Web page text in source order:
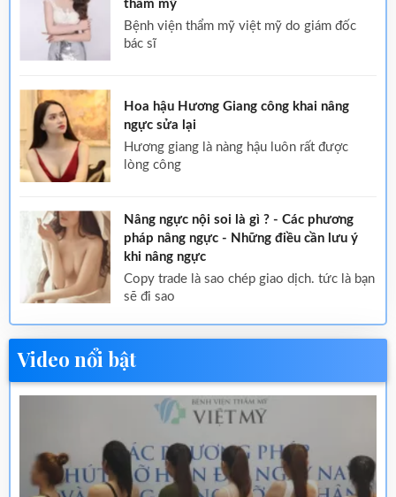
thẩm mỹ
bệnh viện thẩm mỹ việt mỹ do giám đốc
bác sĩ
Hoa hậu Hương Giang công khai nâng
ngực sửa lại
hương giang là nàng hậu luôn rất được
lòng công
Nâng ngực nội soi là gì ? - Các phương
pháp nâng ngực - Những điều cần lưu ý
khi nâng ngực
copy trade là sao chép giao dịch. tức là bạn
sẽ đi sao
Video nổi bật